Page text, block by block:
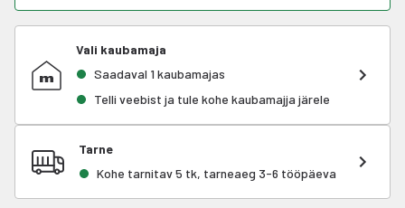
Vali kaubamaja
Saadaval 1 kaubamajas
Telli veebist ja tule kohe kaubamajja järele
Tarne
Kohe tarnitav 5 tk, tarneaeg 3-6 tööpäeva